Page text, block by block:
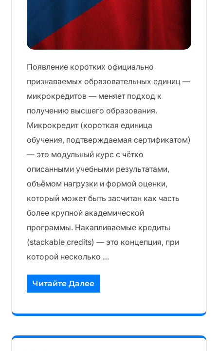
Появление коротких официально
признаваемых образовательных единиц —
микрокредитов — меняет подход к
получению высшего образования.
Микрокредит (короткая единица
обучения, подтверждаемая сертификатом)
— это модульный курс с чётко
описанными учебными результатами,
объёмом нагрузки и формой оценки,
который может быть засчитан как часть
более крупной академической
программы. Накапливаемые кредиты
(stackable credits) — это концепция, при
которой несколько …
Читайте Далее